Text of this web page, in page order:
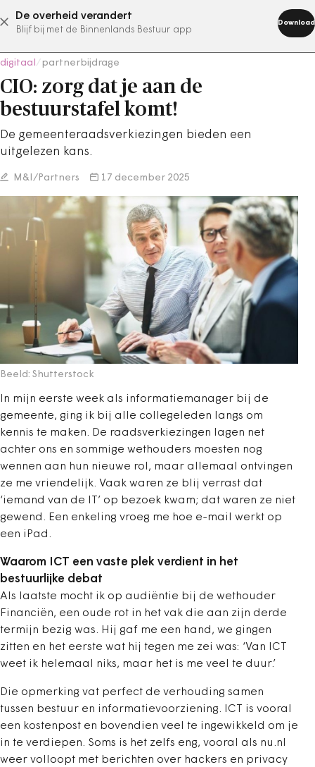
De overheid verandert
Blijf bij met de Binnenlands Bestuur app
Download
abonneer nu
digitaal partnerbijdrage
CIO: zorg dat je aan de
bestuurstafel komt!
De gemeenteraadsverkiezingen bieden een
uitgelezen kans.
M&I/Partners 17 december 2025
Beeld: Shutterstock
In mijn eerste week als informatiemanager bij de
gemeente, ging ik bij alle collegeleden langs om
kennis te maken. De raadsverkiezingen lagen net
achter ons en sommige wethouders moesten nog
wennen aan hun nieuwe rol, maar allemaal ontvingen
ze me vriendelijk. Vaak waren ze blij verrast dat
‘iemand van de IT’ op bezoek kwam; dat waren ze niet
gewend. Een enkeling vroeg me hoe e-mail werkt op
een iPad.
Waarom ICT een vaste plek verdient in het
bestuurlijke debat
Als laatste mocht ik op audiëntie bij de wethouder
Financiën, een oude rot in het vak die aan zijn derde
termijn bezig was. Hij gaf me een hand, we gingen
zitten en het eerste wat hij tegen me zei was: ‘Van ICT
weet ik helemaal niks, maar het is me veel te duur.’
Die opmerking vat perfect de verhouding samen
tussen bestuur en informatievoorziening. ICT is vooral
een kostenpost en bovendien veel te ingewikkeld om je
in te verdiepen. Soms is het zelfs eng, vooral als nu.nl
weer volloopt met berichten over hackers en privacy